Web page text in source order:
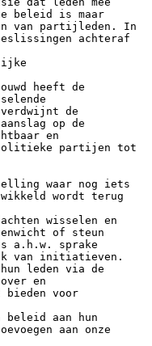
beleid is maar
van partijleden. In
achteraf
heeft de
de
op de
en
partijen tot
waar nog iets
wordt terug
wisselen en
of steun
a.h.w. sprake
van initiatieven.
leden via de
en
bieden voor
beleid aan hun
aan onze